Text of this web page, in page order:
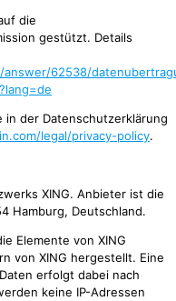
die
gestützt. Details
62538/
in der Datenschutzerklärung
legal/privacy-policy.
XING. Anbieter ist die
Hamburg, Deutschland.
Elemente von XING
von XING hergestellt. Eine
erfolgt dabei nach
keine IP-Adressen